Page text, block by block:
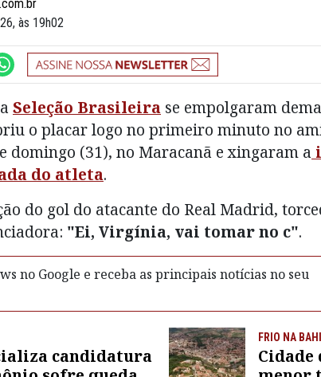
às 19h02
Seleção Brasileira se empolgaram
o placar logo no primeiro minuto no
domingo (31), no Maracanã e xingaram a
do atleta.
do gol do atacante do Real Madrid,
"Ei, Virgínia, vai tomar no c".
no Google e receba as principais notícias no seu
candidatura
FRIO NA